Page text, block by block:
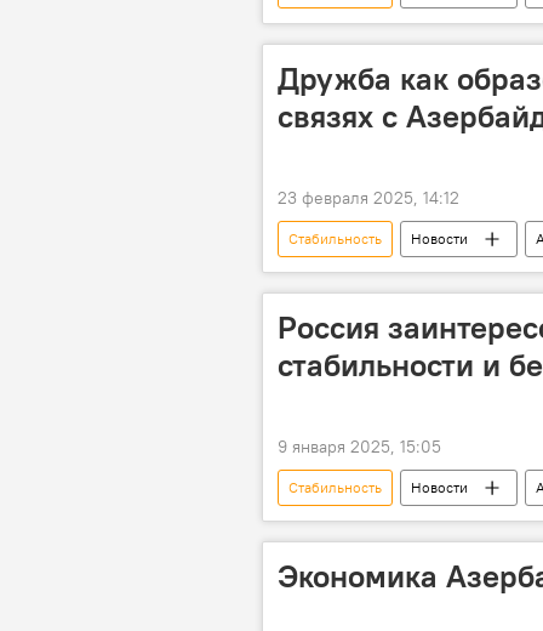
поставки оружия
Дружба как
связях с
23 февраля 2025, 14:12
Стабильность Новости
Армения
Президент
Россия
стабильности и
9 января 2025, 15:05
Стабильность Новости
Южный Кавказ
Дмитрий
Экономика